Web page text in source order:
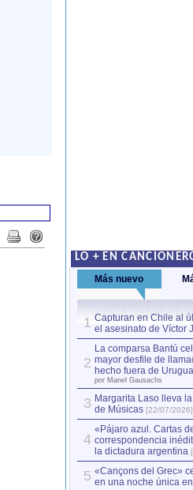
LO + EN
Más nuevo
1 Capturan en Chile al
el asesinato de Víctor
2
La comparsa Bantú
mayor desfile de
hecho fuera de
por Manel Gausachs
3 Margarita Laso lleva
de Músicas [22/07/2026]
4
«Pájaro azul. Cartas
correspondencia
la dictadura argentina
5 «Cançons del Grec»
en una noche única